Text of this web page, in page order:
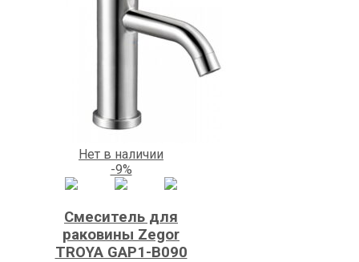
Нет в наличии
-9%
Смеситель для
раковины Zegоr
TROYA GAP1-B090